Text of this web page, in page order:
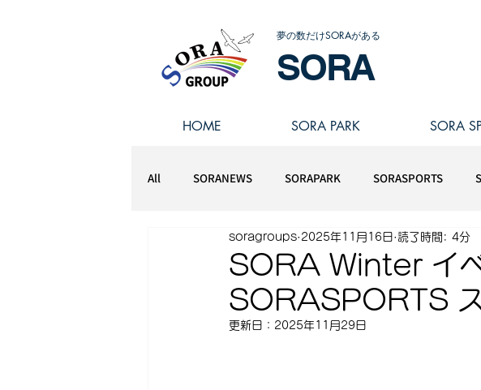
夢の数だけSORAがある
SORA
HOME SORA PARK SORA
All SORANEWS SORAPARK SORASPORTS
スポーツアスリート学園
SORA Winter イ
SORASPORTS
soragroups 2025年11月16日 読了時間: 4分
更新日： 2025年11月29日